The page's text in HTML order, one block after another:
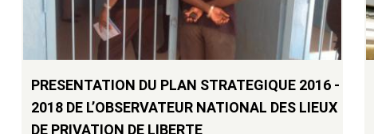
PRESENTATION DU PLAN STRATEGIQUE 2016 -
2018 DE L’OBSERVATEUR NATIONAL DES LIEUX
DE PRIVATION DE LIBERTE